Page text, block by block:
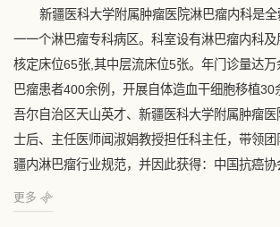
新疆医科大学附属肿瘤医院淋巴瘤内科是
一一个淋巴瘤专科病区。科室设有淋巴瘤内科及
核定床位65张,其中层流床位5张。年门诊量达
巴瘤患者400余例，开展自体造血干细胞移植30
吾尔自治区天山英才、新疆医科大学附属肿瘤
士后、主任医师闻淑娟教授担任科主任，带领
疆内淋巴瘤行业规范，并因此获得：中国抗癌协
更多